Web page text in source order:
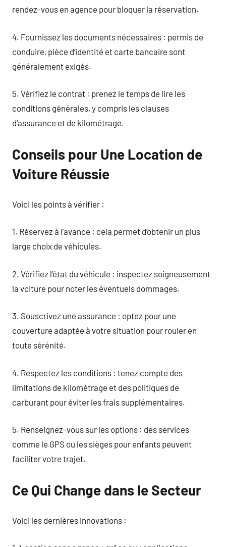
rendez-vous en agence pour bloquer la réservation.
4. Fournissez les documents nécessaires : permis de
conduire, pièce d’identité et carte bancaire sont
généralement exigés.
5. Vérifiez le contrat : prenez le temps de lire les
conditions générales, y compris les clauses
d’assurance et de kilométrage.
Conseils pour Une Location de
Voiture Réussie
Voici les points à vérifier :
1. Réservez à l’avance : cela permet d’obtenir un plus
large choix de véhicules.
2. Vérifiez l’état du véhicule : inspectez soigneusement
la voiture pour noter les éventuels dommages.
3. Souscrivez une assurance : optez pour une
couverture adaptée à votre situation pour rouler en
toute sérénité.
4. Respectez les conditions : tenez compte des
limitations de kilométrage et des politiques de
carburant pour éviter les frais supplémentaires.
5. Renseignez-vous sur les options : des services
comme le GPS ou les sièges pour enfants peuvent
faciliter votre trajet.
Ce Qui Change dans le Secteur
Voici les dernières innovations :